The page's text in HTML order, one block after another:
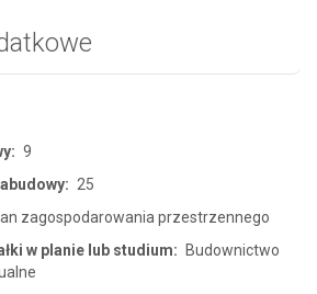
9
25
zagospodarowania przestrzennego
w planie lub studium: Budownictwo